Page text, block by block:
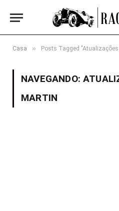
Casa » Posts Tagged
NAVEGANDO:
MARTIN